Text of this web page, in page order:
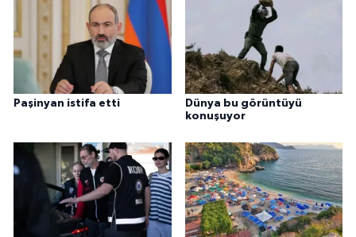
Paşinyan istifa etti
Dünya bu görüntüyü
konuşuyor